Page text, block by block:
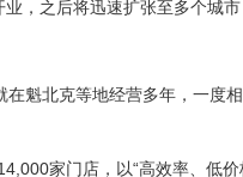
，之后将迅速扩张至多个城市
在魁北克等地经营多年，一
家门店，以“高效率、低